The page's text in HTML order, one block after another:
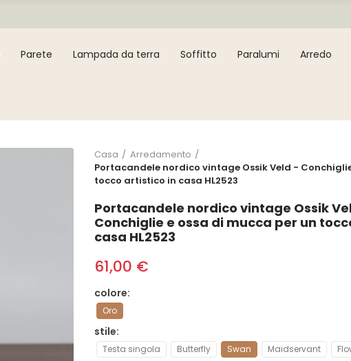
Parete Lampada da terra Soffitto Paralumi Arredo
Casa
Arredamento
Portacandele nordico vintage Ossik Veld -
tocco artistico in casa HL2523
Portacandele nordico vintage Ossik
Conchiglie e ossa di mucca per un
casa HL2523
61,00 €
colore
Oro
stile
Testa singola Butterfly Swan Maidservant